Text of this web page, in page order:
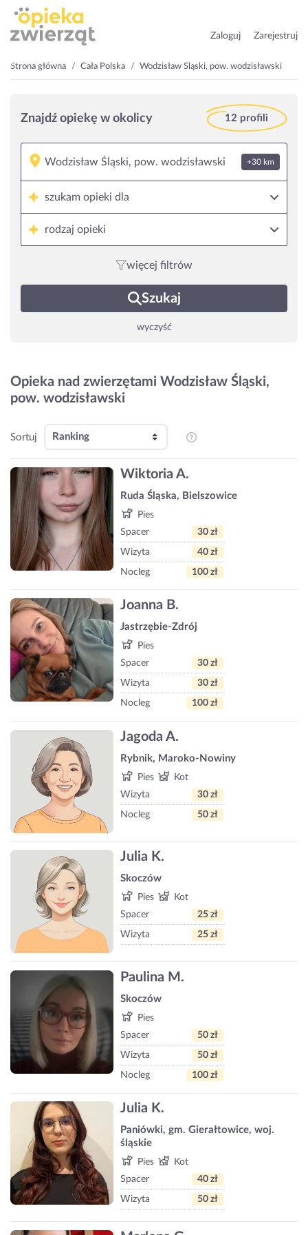
Zaloguj Zarejestruj
Strona główna Cała Polska Wodzisław Śląski, pow. wodzisławski
Znajdź opiekę w okolicy 12 profili
+30 km
szukam opieki dla
rodzaj opieki
więcej filtrów
Szukaj
wyczyść
Opieka nad zwierzętami Wodzisław Śląski,
pow. wodzisławski
Sortuj
Wiktoria A.
Ruda Śląska, Bielszowice
Pies
Spacer
30 zł
Wizyta 40 zł
Nocleg 100 zł
Joanna B.
Jastrzębie-Zdrój
Pies
Spacer
30 zł
Wizyta 30 zł
Nocleg 100 zł
Jagoda A.
Rybnik, Maroko­‑Nowiny
Pies
Kot
Wizyta
30 zł
Nocleg 50 zł
Julia K.
Skoczów
Pies
Kot
Spacer
25 zł
Wizyta 25 zł
Paulina M.
Skoczów
Pies
Spacer
50 zł
Wizyta 50 zł
Nocleg 100 zł
Julia K.
Paniówki, gm. Gierałtowice, woj.
śląskie
Pies
Kot
Spacer
40 zł
Wizyta 50 zł